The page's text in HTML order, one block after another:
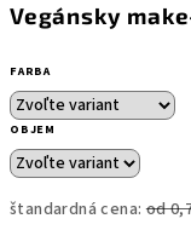
Vegánsky
FARBA
OBJEM
štandardná cena: od